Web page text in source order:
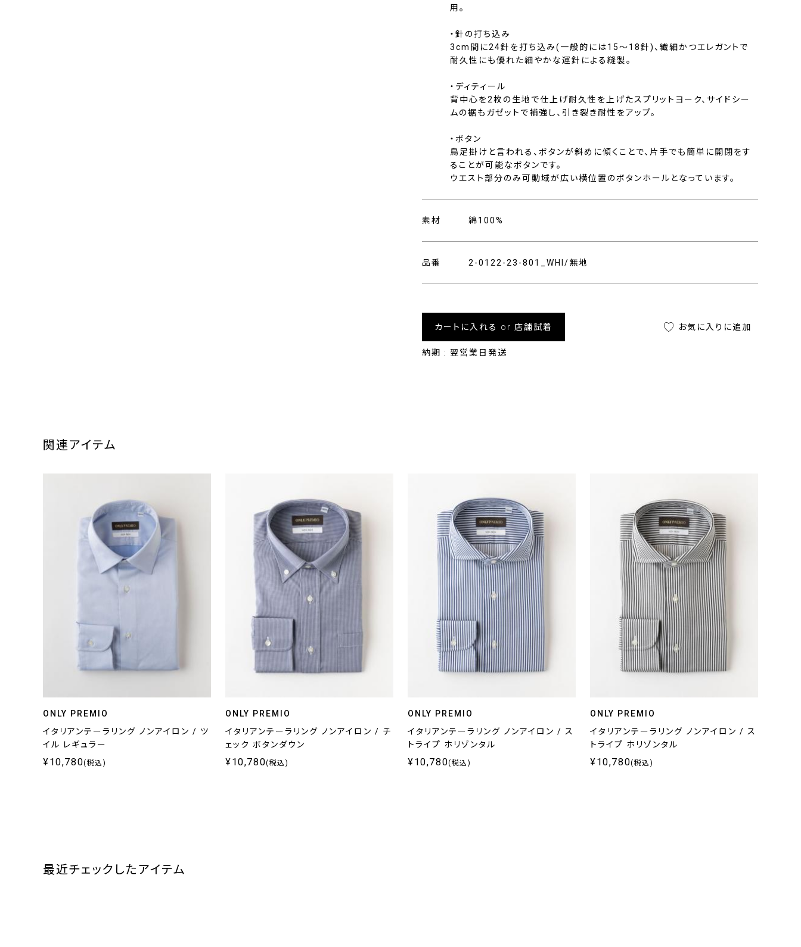
用。
・針の打ち込み
3cm間に24針を打ち込み(一般的には15〜18針)、繊細かつエレガントで
耐久性にも優れた細やかな運針による縫製。
・ディティール
背中心を2枚の生地で仕上げ耐久性を上げたスプリットヨーク、サイドシー
ムの裾もガゼットで補強し、引き裂き耐性をアップ。
・ボタン
鳥足掛けと言われる、ボタンが斜めに傾くことで、片手でも簡単に開閉をす
ることが可能なボタンです。
ウエスト部分のみ可動域が広い横位置のボタンホールとなっています。
素材 綿100%
品番 2-0122-23-801_WHI/無地
カートに入れる or 店舗試着
納期 : 翌営業日発送
お気に入りに追加
関連アイテム
ONLY PREMIO
イタリアンテーラリング ノンアイロン / ツ
イル レギュラー
¥10,780(税込)
ONLY PREMIO
イタリアンテーラリング ノンアイロン / チ
ェック ボタンダウン
¥10,780(税込)
ONLY PREMIO
イタリアンテーラリング ノンアイロン / ス
トライプ ホリゾンタル
¥10,780(税込)
ONLY PREMIO
イタリアンテーラリング ノンアイロン / ス
トライプ ホリゾンタル
¥10,780(税込)
最近チェックしたアイテム